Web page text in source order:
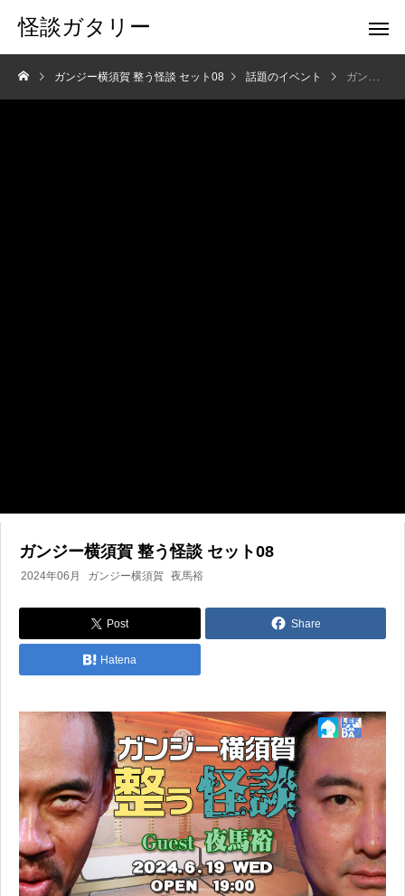
怪談ガタリー
ガンジー横須賀 整う怪談 セット08 話題のイベント ガンジー横須賀 整う怪談 セット08
ガンジー横須賀 整う怪談 セット08
2024年06月 ガンジー横須賀 夜馬裕
Post Share
Hatena